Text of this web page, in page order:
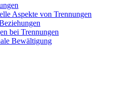
Aspekte von Trennungen
bei Trennungen
Bewältigung